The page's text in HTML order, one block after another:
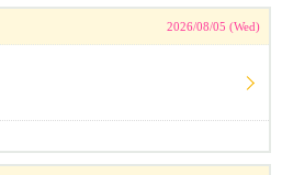
2026/08/05 (Wed)